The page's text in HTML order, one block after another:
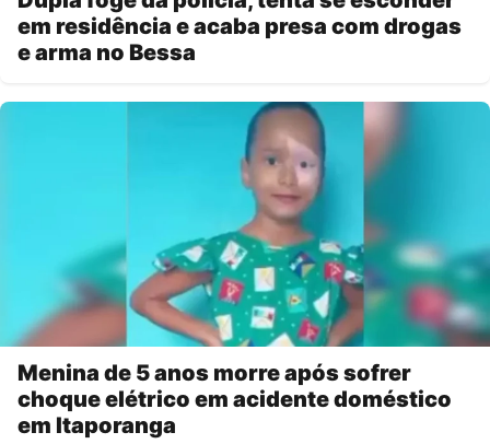
em residência e acaba presa com drogas
e arma no Bessa
Menina de 5 anos morre após sofrer
choque elétrico em acidente doméstico
em Itaporanga